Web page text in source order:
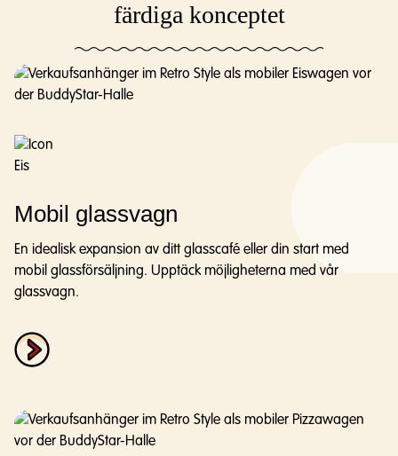
färdiga konceptet
Mobil glassvagn
En idealisk expansion av ditt glasscafé eller din start med
mobil glassförsäljning. Upptäck möjligheterna med vår
glassvagn.